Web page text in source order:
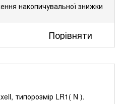
накопичувальної знижки
Порівняти
типорозмір LR1( N ).